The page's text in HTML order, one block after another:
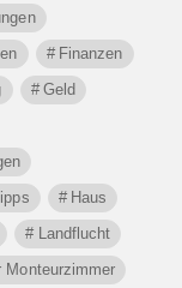
Finanzen
Geld
Haus
Landflucht
Monteurzimmer